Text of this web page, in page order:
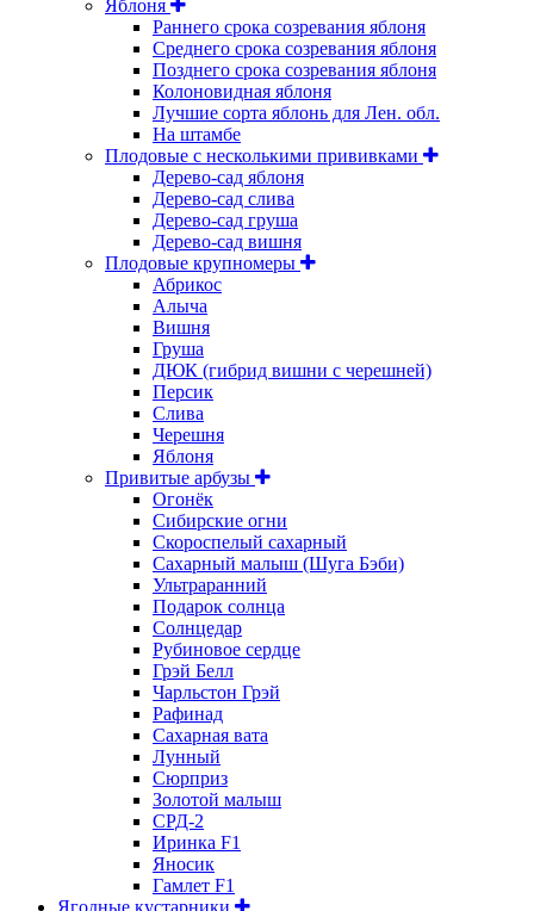
Яблоня
Раннего срока созревания яблоня
Среднего срока созревания яблоня
Позднего срока созревания яблоня
Колоновидная яблоня
Лучшие сорта яблонь для Лен. обл.
На штамбе
Плодовые с несколькими прививками
Дерево-сад яблоня
Дерево-сад слива
Дерево-сад груша
Дерево-сад вишня
Плодовые крупномеры
Абрикос
Алыча
Вишня
Груша
ДЮК (гибрид вишни с черешней)
Персик
Слива
Черешня
Яблоня
Привитые арбузы
Огонёк
Сибирские огни
Скороспелый сахарный
Сахарный малыш (Шуга Бэби)
Ультраранний
Подарок солнца
Солнцедар
Рубиновое сердце
Грэй Белл
Чарльстон Грэй
Рафинад
Сахарная вата
Лунный
Сюрприз
Золотой малыш
СРД-2
Иринка F1
Яносик
Гамлет F1
Ягодные кустарники